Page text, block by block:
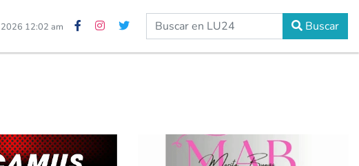
12:02 am Buscar